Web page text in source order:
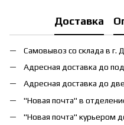
Доставка
Самовывоз со склада в г.
Адресная доставка до
Адресная доставка до
"Новая почта" в
"Новая почта" курьером